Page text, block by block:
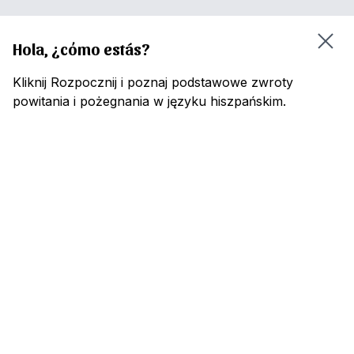
Hola, ¿cómo estás?
Kliknij Rozpocznij i poznaj podstawowe zwroty
powitania i pożegnania w języku hiszpańskim.